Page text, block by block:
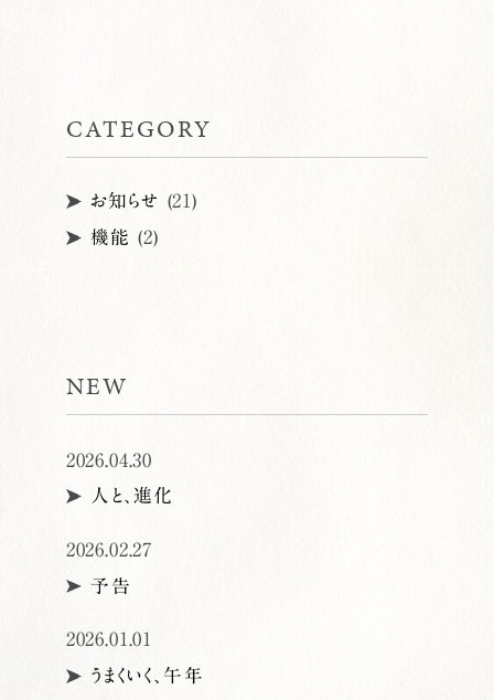
CATEGORY
お知らせ (21)
機能 (2)
NEW
2026.04.30
人と、進化
2026.02.27
予告
2026.01.01
うまくいく、午年